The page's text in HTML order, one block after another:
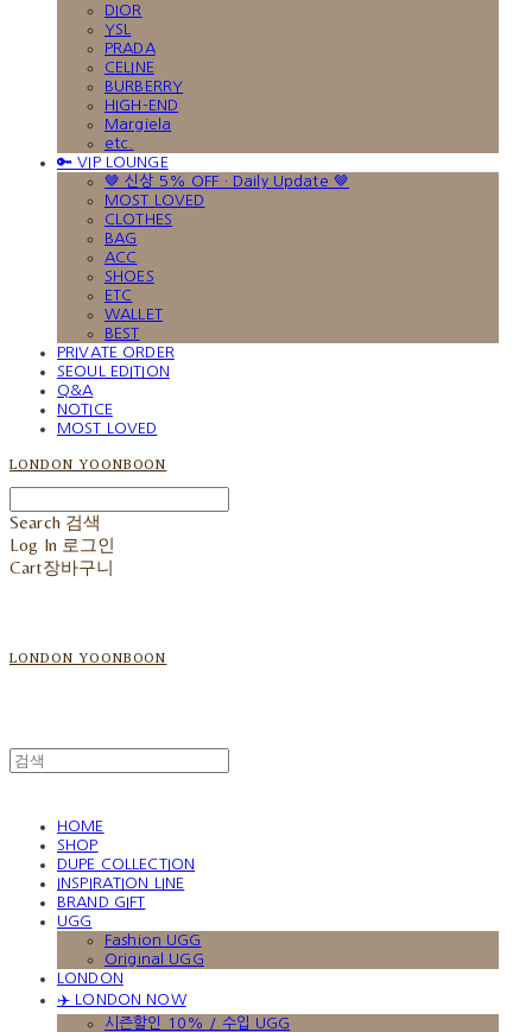
DIOR
YSL
PRADA
CELINE
BURBERRY
HIGH-END
Margiela
etc.
🔑 VIP LOUNGE
🤎 신상 5% OFF · Daily Update 🤎
MOST LOVED
CLOTHES
BAG
ACC
SHOES
ETC
WALLET
BEST
PRIVATE ORDER
SEOUL EDITION
Q&A
NOTICE
MOST LOVED
LONDON YOONBOON
Search 검색
Log In 로그인
Cart장바구니
LONDON YOONBOON
HOME
SHOP
DUPE COLLECTION
INSPIRATION LINE
BRAND GIFT
UGG
Fashion UGG
Original UGG
LONDON
✈️ LONDON NOW
시즌할인 10% / 수입 UGG